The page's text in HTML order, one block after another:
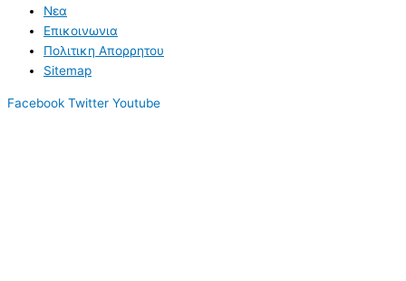
Νεα
Επικοινωνια
Πολιτικη Απορρητου
Sitemap
Facebook Twitter Youtube